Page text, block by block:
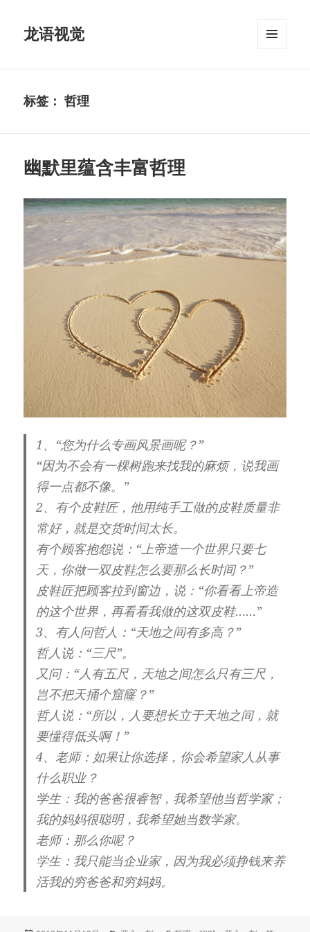
龙语视觉
标签：哲理
幽默里蕴含丰富哲理
1、“您为什么专画风景画呢？”
“因为不会有一棵树跑来找我的麻烦，说我画
得一点都不像。”
2、有个皮鞋匠，他用纯手工做的皮鞋质量非
常好，就是交货时间太长。
有个顾客抱怨说：“上帝造一个世界只要七
天，你做一双皮鞋怎么要那么长时间？”
皮鞋匠把顾客拉到窗边，说：“你看看上帝造
的这个世界，再看看我做的这双皮鞋……”
3、有人问哲人：“天地之间有多高？”
哲人说：“三尺”。
又问：“人有五尺，天地之间怎么只有三尺，
岂不把天捅个窟窿？”
哲人说：“所以，人要想长立于天地之间，就
要懂得低头啊！”
4、老师：如果让你选择，你会希望家人从事
什么职业？
学生：我的爸爸很睿智，我希望他当哲学家；
我的妈妈很聪明，我希望她当数学家。
老师：那么你呢？
学生：我只能当企业家，因为我必须挣钱来养
活我的穷爸爸和穷妈妈。